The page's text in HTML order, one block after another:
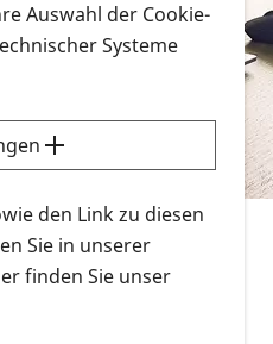
verschiedenen
nach Infonmaterial
bzw. herunterladen
dieErklärvideos zum
PRO RETINA-Website
Menschen an.
Infomaterial
Auswahl der Cookie-
Systeme
den Link zu diesen
Sie in unserer
finden Sie unser